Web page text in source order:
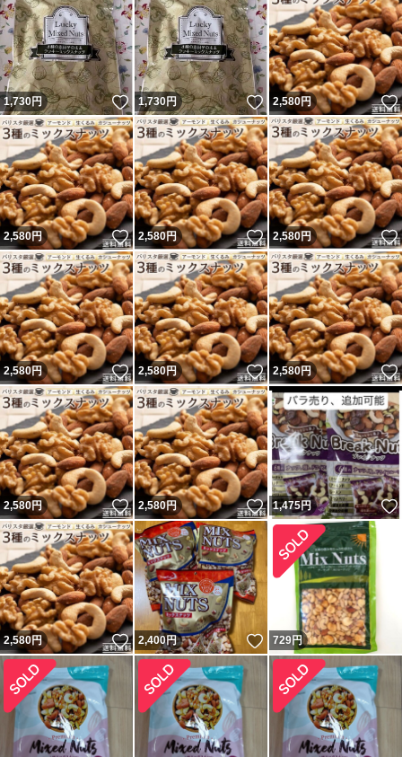
1,730円 いいね！
1,730円 いいね！
2,580円
2,580円 いいね！
2,580円 いいね！
2,580円
2,580円 いいね！
2,580円 いいね！
2,580円
2,580円 いいね！
2,580円 いいね！
1,475円
2,580円 いいね！
2,400円 いいね！
729円